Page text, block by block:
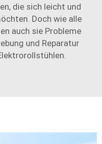
die sich leicht und
Doch wie alle
auch sie Probleme
und Reparatur